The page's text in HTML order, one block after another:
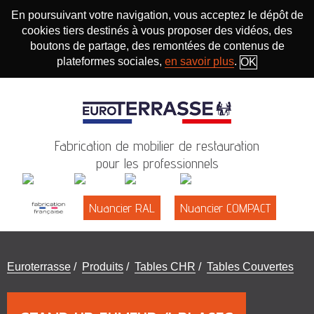
En poursuivant votre navigation, vous acceptez le dépôt de
cookies tiers destinés à vous proposer des vidéos, des
boutons de partage, des remontées de contenus de
plateformes sociales, en savoir plus. OK
Fabrication de mobilier de restauration
pour les professionnels
Nuancier RAL Nuancier COMPACT
Vous
Euroterrasse / Produits / Tables CHR / Tables Couvertes